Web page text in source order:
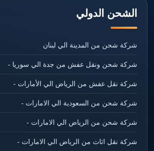
الشحن الدولي
شركة شحن من المدينة الي لبنان
شركة شحن ونقل عفش من جدة الي سوريا -
شركة نقل عفش من الرياض الي الأمارات -
شركة شحن من السعودية الي الامارات -
شركة شحن من الرياض الي الامارات -
شركة نقل اثاث من الرياض الي الامارات -